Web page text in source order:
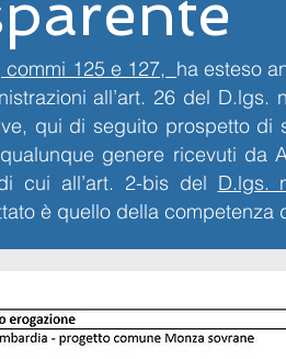
125 e 127, ha esteso
all’art. 26 del D.lgs.
qui di seguito prospetto di
genere ricevuti da
cui all’art. 2-bis del D.lgs.
è quello della competenza